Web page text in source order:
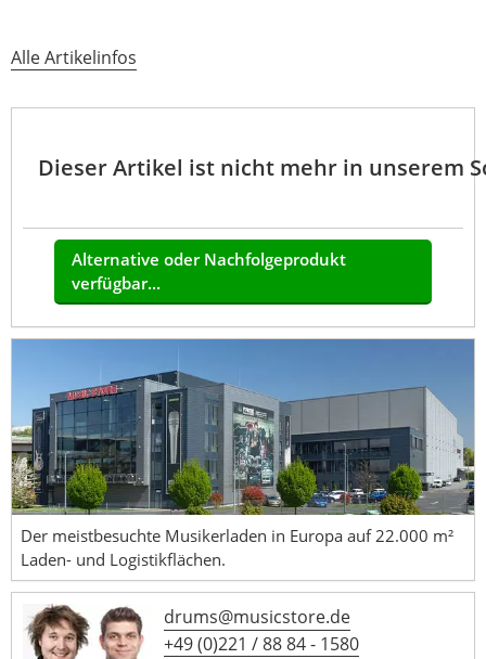
Alle Artikelinfos
Dieser Artikel ist nicht mehr in unserem
Alternative oder Nachfolgeprodukt
verfügbar...
Der meistbesuchte Musikerladen in Europa auf 22.000 m²
Laden- und Logistikflächen.
drums@musicstore.de
+49 (0)221 / 88 84 - 1580